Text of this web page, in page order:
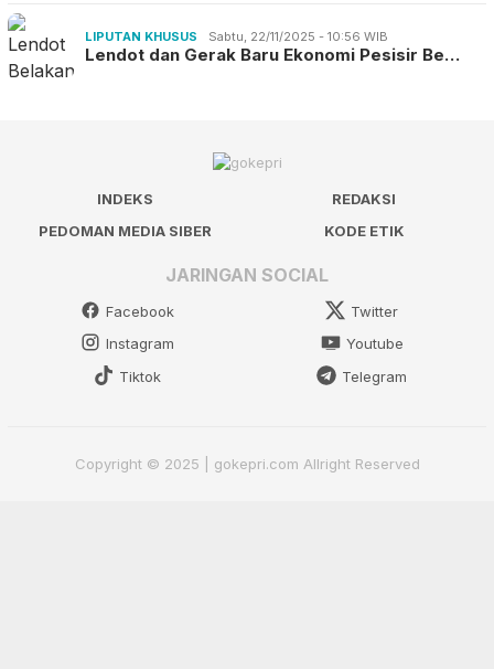
LIPUTAN KHUSUS Sabtu, 22/11/2025 - 10:56 WIB
Lendot dan Gerak Baru Ekonomi Pesisir Be…
INDEKS
REDAKSI
PEDOMAN MEDIA SIBER
KODE ETIK
JARINGAN SOCIAL
Facebook
Twitter
Instagram
Youtube
Tiktok
Telegram
Copyright © 2025 | gokepri.com Allright Reserved